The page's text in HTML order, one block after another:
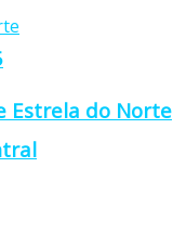
Estrela do Norte